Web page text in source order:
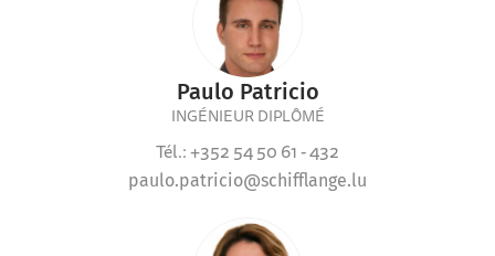
Paulo Patricio
INGÉNIEUR DIPLÔMÉ
Tél.: +352 54 50 61 - 432
paulo.patricio@schifflange.lu